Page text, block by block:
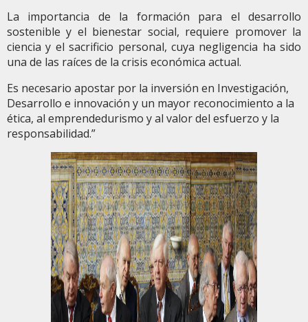
La importancia de la formación para el desarrollo
sostenible y el bienestar social, requiere promover la
ciencia y el sacrificio personal, cuya negligencia ha sido
una de las raíces de la crisis económica actual.
Es necesario apostar por la inversión en Investigación,
Desarrollo e innovación y un mayor reconocimiento a la
ética, al emprendedurismo y al valor del esfuerzo y la
responsabilidad.”